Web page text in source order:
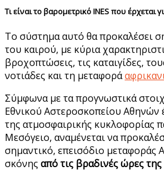
Τι είναι το βαρομετρικό INES που έρχεται
Το σύστημα αυτό θα προκαλέσει
του καιρού, με κύρια
βροχοπτώσεις, τις καταιγίδες,
νοτιάδες και τη μεταφορά
Σύμφωνα με τα προγνωστικά
Εθνικού Αστεροσκοπείου Αθηνών
της ατμοσφαιρικής κυκλοφορίας
Μεσόγειο, αναμένεται να
σημαντικό, επεισόδιο μεταφοράς
σκόνης από τις βραδινές ώρες